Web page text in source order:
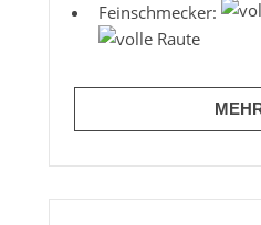
Feinschmecker: